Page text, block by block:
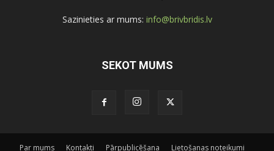
Sazinieties ar mums: info@brivbridis.lv
SEKOT MUMS
Par mums Kontakti Pārpublicēšana Lietošanas noteikumi